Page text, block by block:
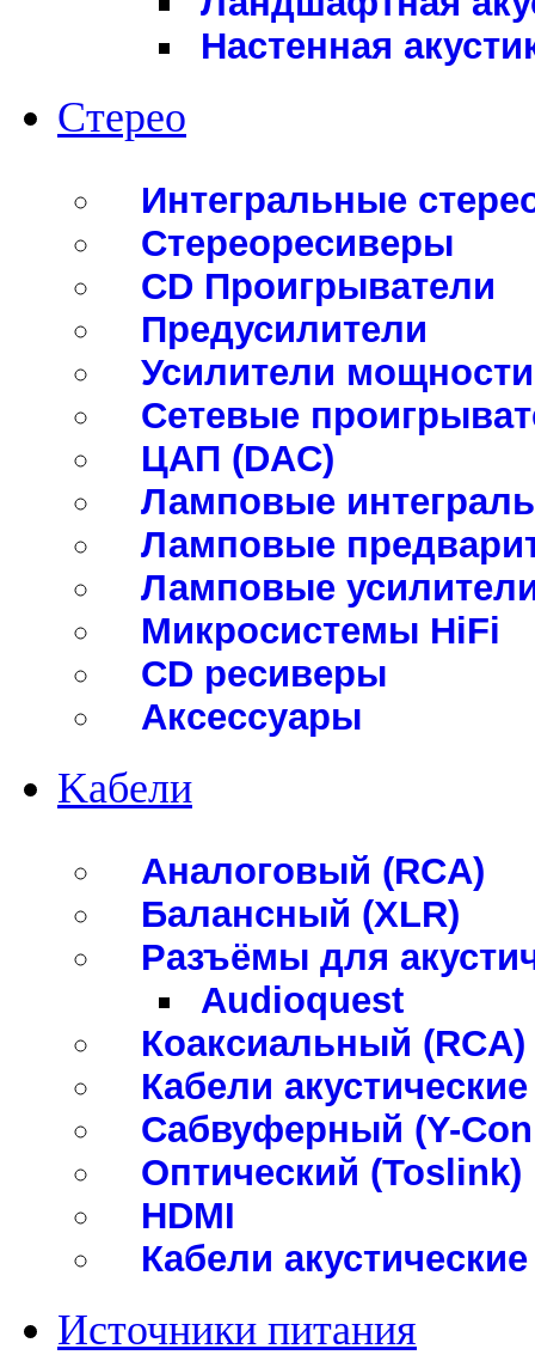
Настенная
Стерео
Интегральные
Стереоресиверы
CD Проигрыватели
Предусилители
Усилители мощности
Сетевые
ЦАП (DAC)
Ламповые
Ламповые
Ламповые
Микросистемы HiFi
CD ресиверы
Аксессуары
Kабели
Аналоговый (RCA)
Балансный (XLR)
Разъёмы для
Audioquest
Коаксиальный (RCA)
Кабели
Сабвуферный (Y-
Оптический (Toslink)
HDMI
Кабели акустические
Источники питания